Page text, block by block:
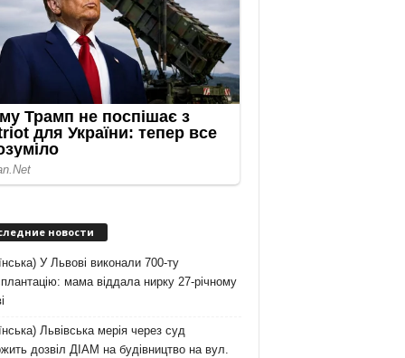
новости
У Львові виконали 700-ту
мама віддала нирку 27-річному
Львівська мерія через суд
дозвіл ДІАМ на будівництво на вул.